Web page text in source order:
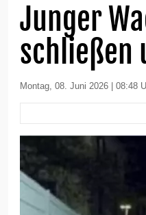
Junger
schließen
Montag, 08. Juni 2026 | 08:48